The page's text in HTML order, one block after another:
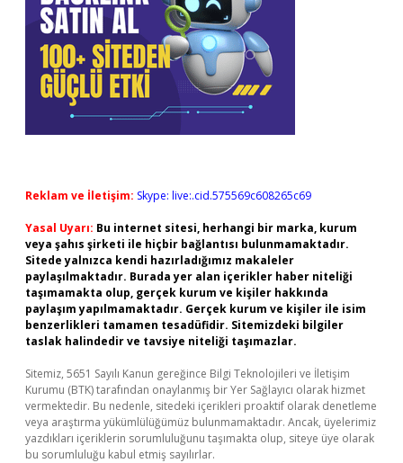
Reklam ve İletişim: Skype: live:.cid.575569c608265c69
Yasal Uyarı: Bu internet sitesi, herhangi bir marka, kurum
veya şahıs şirketi ile hiçbir bağlantısı bulunmamaktadır.
Sitede yalnızca kendi hazırladığımız makaleler
paylaşılmaktadır. Burada yer alan içerikler haber niteliği
taşımamakta olup, gerçek kurum ve kişiler hakkında
paylaşım yapılmamaktadır. Gerçek kurum ve kişiler ile isim
benzerlikleri tamamen tesadüfidir. Sitemizdeki bilgiler
taslak halindedir ve tavsiye niteliği taşımazlar.
Sitemiz, 5651 Sayılı Kanun gereğince Bilgi Teknolojileri ve İletişim
Kurumu (BTK) tarafından onaylanmış bir Yer Sağlayıcı olarak hizmet
vermektedir. Bu nedenle, sitedeki içerikleri proaktif olarak denetleme
veya araştırma yükümlülüğümüz bulunmamaktadır. Ancak, üyelerimiz
yazdıkları içeriklerin sorumluluğunu taşımakta olup, siteye üye olarak
bu sorumluluğu kabul etmiş sayılırlar.